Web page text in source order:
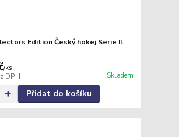
Edition Český hokej Serie II.
/ks
DPH Skladem
Přidat do košíku